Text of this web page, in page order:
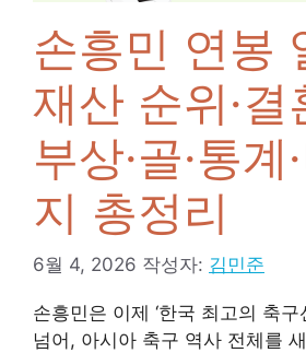
손흥민 연봉
재산 순위·결
부상·골·통계
지 총정리
6월 4, 2026 작성자: 김민준
손흥민은 이제 ‘한국 최고의 축구
넘어, 아시아 축구 역사 전체를